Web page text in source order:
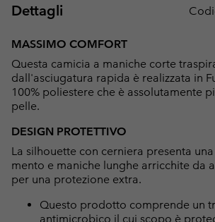
Dettagli
MASSIMO COMFORT
Questa camicia a maniche corte
dall'asciugatura rapida è realizzata in
100% poliestere che è assolutamente
pelle.
DESIGN PROTETTIVO
La silhouette con cerniera presenta
mento e maniche lunghe arricchite da
per una protezione extra.
Questo prodotto comprende un
antimicrobico il cui scopo è